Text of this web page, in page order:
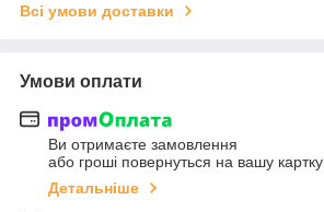
Всі умови доставки
Умови оплати
Ви отримаєте замовлення
або гроші повернуться на вашу картку
Детальніше